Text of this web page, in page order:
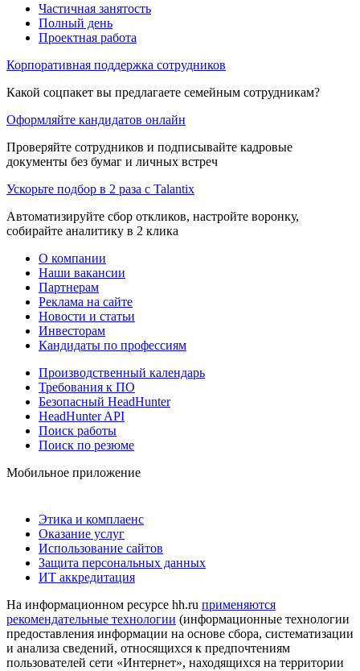
Частичная занятость
Полный день
Проектная работа
Корпоративная поддержка сотрудников
Какой соцпакет вы предлагаете семейным сотрудникам?
Оформляйте кандидатов онлайн
Проверяйте сотрудников и подписывайте кадровые
документы без бумаг и личных встреч
Ускорьте подбор в 2 раза с Talantix
Автоматизируйте сбор откликов, настройте воронку,
собирайте аналитику в 2 клика
О компании
Наши вакансии
Партнерам
Реклама на сайте
Новости и статьи
Инвесторам
Кандидаты по профессиям
Производственный календарь
Требования к ПО
Безопасный HeadHunter
HeadHunter API
Поиск работы
Поиск по резюме
Мобильное приложение
Этика и комплаенс
Оказание услуг
Использование сайтов
Защита персональных данных
ИТ аккредитация
На информационном ресурсе hh.ru применяются
рекомендательные технологии (информационные технологии
предоставления информации на основе сбора, систематизации
и анализа сведений, относящихся к предпочтениям
пользователей сети «Интернет», находящихся на территории